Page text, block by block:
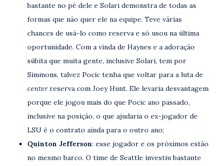
bastante no pé dele e Solari demonstra de todas as
formas que não quer ele na equipe. Teve várias
chances de usá-lo como reserva e só usou na última
oportunidade. Com a vinda de Haynes e a adoração
súbita que muita gente, inclusive Solari, tem por
Simmons, talvez Pocic tenha que voltar para a luta de
centerreserva com Joey Hunt. Ele levaria desvantagem
porque ele jogou mais do que Pocic ano passado,
inclusive na posição, o que ajudaria o ex-jogador de
LSU é o contrato ainda para o outro ano;
Quinton Jefferson: esse jogador e os próximos estão
no mesmo barco. O time de Seattle investiu bastante